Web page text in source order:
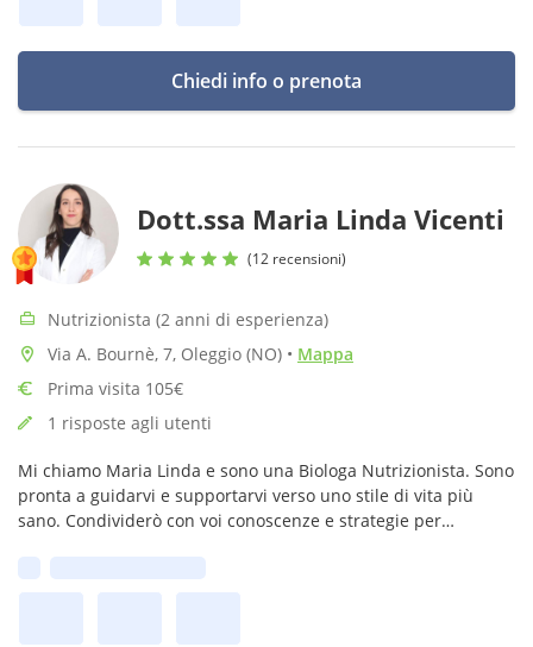
Chiedi info o prenota
Dott.ssa Maria Linda Vicenti
(12 recensioni)
Nutrizionista (2 anni di esperienza)
Via A. Bournè, 7, Oleggio (NO) • Mappa
Prima visita 105€
1 risposte agli utenti
Mi chiamo Maria Linda e sono una Biologa Nutrizionista. Sono
pronta a guidarvi e supportarvi verso uno stile di vita più
sano. Condividerò con voi conoscenze e strategie per